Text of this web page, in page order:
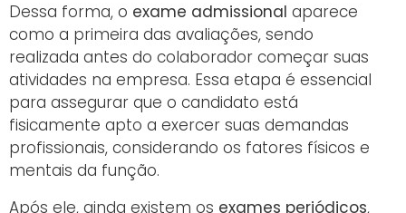
Dessa forma, o exame admissional aparece
como a primeira das avaliações, sendo
realizada antes do colaborador começar suas
atividades na empresa. Essa etapa é essencial
para assegurar que o candidato está
fisicamente apto a exercer suas demandas
profissionais, considerando os fatores físicos e
mentais da função.
Após ele, ainda existem os exames periódicos,